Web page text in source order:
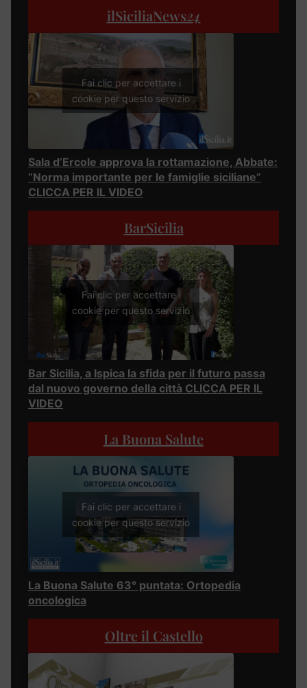
ilSiciliaNews24
Fai clic per accettare i
cookie per questo servizio
Sala d’Ercole approva la rottamazione, Abbate:
“Norma importante per le famiglie siciliane”
CLICCA PER IL VIDEO
BarSicilia
Fai clic per accettare i
cookie per questo servizio
Bar Sicilia, a Ispica la sfida per il futuro passa
dal nuovo governo della città CLICCA PER IL
VIDEO
La Buona Salute
Fai clic per accettare i
cookie per questo servizio
La Buona Salute 63° puntata: Ortopedia
oncologica
Oltre il Castello